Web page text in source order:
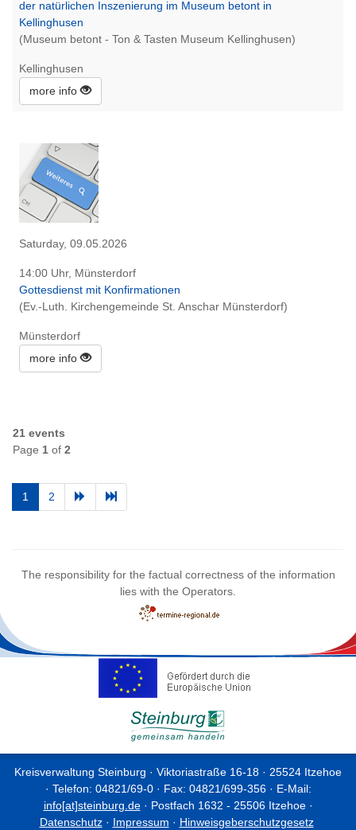
der natürlichen Inszenierung im Museum betont in
Kellinghusen
(Museum betont - Ton & Tasten Museum Kellinghusen)
Kellinghusen
more info
Saturday, 09.05.2026
14:00 Uhr, Münsterdorf
Gottesdienst mit Konfirmationen
(Ev.-Luth. Kirchengemeinde St. Anschar Münsterdorf)
Münsterdorf
more info
21 events
Page 1 of 2
1 2
The responsibility for the factual correctness of the information
lies with the Operators.
Kreisverwaltung Steinburg · Viktoriastraße 16-18 · 25524 Itzehoe
· Telefon: 04821/69-0 · Fax: 04821/699-356 · E-Mail:
info[at]steinburg.de· Postfach 1632 - 25506 Itzehoe ·
Datenschutz· Impressum · Hinweisgeberschutzgesetz